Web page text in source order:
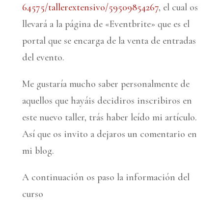
64575/tallerextensivo/59509854267, el cual os
llevará a la página de «Eventbrite» que es el
portal que se encarga de la venta de entradas
del evento.
Me gustaría mucho saber personalmente de
aquellos que hayáis decidiros inscribiros en
este nuevo taller, trás haber leído mi artículo.
Así que os invito a dejaros un comentario en
mi blog.
A continuación os paso la información del
curso